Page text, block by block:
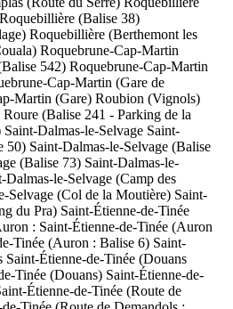
Roquebillière (Balise 38)
Roquebillière (Berthemont les
Roquebrune-Cap-Martin
542) Roquebrune-Cap-Martin
Cap-Martin (Gare de
Martin (Gare) Roubion (Vignols)
Roure (Balise 241 - Parking de la
Saint-Dalmas-le-Selvage Saint-
50) Saint-Dalmas-le-Selvage (Balise
(Balise 73) Saint-Dalmas-le-
Dalmas-le-Selvage (Camp des
Selvage (Col de la Moutière) Saint-
du Pra) Saint-Étienne-de-Tinée
: Saint-Étienne-de-Tinée (Auron
Tinée (Auron : Balise 6) Saint-
Saint-Étienne-de-Tinée (Douans
Tinée (Douans) Saint-Étienne-de-
Étienne-de-Tinée (Route de